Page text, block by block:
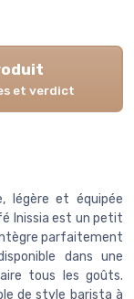
et verdict
légère et équipée
Inissia est un petit
parfaitement
dans une
tous les goûts.
de style barista à